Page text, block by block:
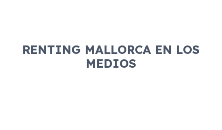
RENTING MALLORCA EN LOS
MEDIOS